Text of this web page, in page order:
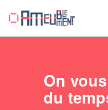
On
du